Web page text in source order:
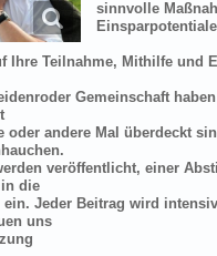
sinnvolle
Ihre Teilnahme, Mithilfe und
Gemeinschaft
oder andere Mal überdeckt
veröffentlicht, einer
die
ein. Jeder Beitrag wird
uns